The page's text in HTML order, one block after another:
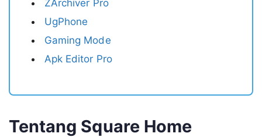
ZArchiver Pro
UgPhone
Gaming Mode
Apk Editor Pro
Tentang Square Home